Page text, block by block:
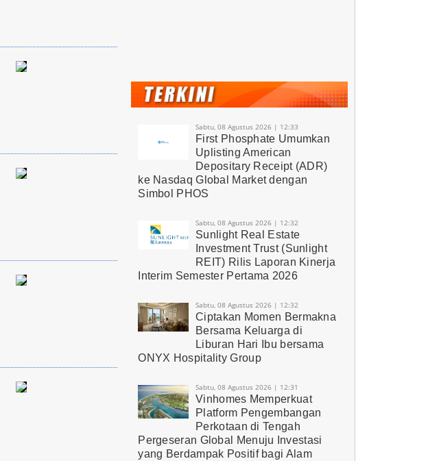
Sabtu, 08 Agustus 2026 | 12:33
First Phosphate Umumkan
Uplisting American
Depositary Receipt (ADR)
ke Nasdaq Global Market dengan
Simbol PHOS
Sabtu, 08 Agustus 2026 | 12:32
Sunlight Real Estate
Investment Trust (Sunlight
REIT) Rilis Laporan Kinerja
Interim Semester Pertama 2026
Sabtu, 08 Agustus 2026 | 12:32
Ciptakan Momen Bermakna
Bersama Keluarga di
Liburan Hari Ibu bersama
ONYX Hospitality Group
Sabtu, 08 Agustus 2026 | 12:31
Vinhomes Memperkuat
Platform Pengembangan
Perkotaan di Tengah
Pergeseran Global Menuju Investasi
yang Berdampak Positif bagi Alam